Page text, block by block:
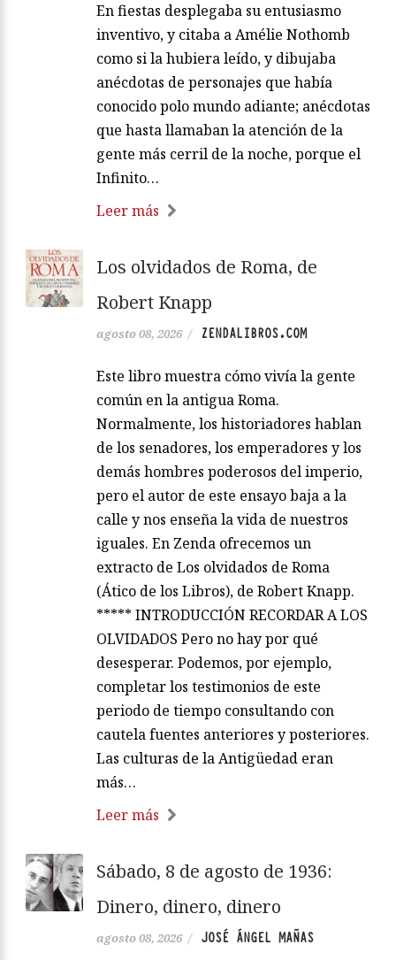
En fiestas desplegaba su entusiasmo
inventivo, y citaba a Amélie Nothomb
como si la hubiera leído, y dibujaba
anécdotas de personajes que había
conocido polo mundo adiante; anécdotas
que hasta llamaban la atención de la
gente más cerril de la noche, porque el
Infinito…
Leer más
Los olvidados de Roma, de
Robert Knapp
agosto 08, 2026 / ZENDALIBROS.COM
Este libro muestra cómo vivía la gente
común en la antigua Roma.
Normalmente, los historiadores hablan
de los senadores, los emperadores y los
demás hombres poderosos del imperio,
pero el autor de este ensayo baja a la
calle y nos enseña la vida de nuestros
iguales. En Zenda ofrecemos un
extracto de Los olvidados de Roma
(Ático de los Libros), de Robert Knapp.
***** INTRODUCCIÓN RECORDAR A LOS
OLVIDADOS Pero no hay por qué
desesperar. Podemos, por ejemplo,
completar los testimonios de este
periodo de tiempo consultando con
cautela fuentes anteriores y posteriores.
Las culturas de la Antigüedad eran
más…
Leer más
Sábado, 8 de agosto de 1936:
Dinero, dinero, dinero
agosto 08, 2026 / JOSÉ ÁNGEL MAÑAS